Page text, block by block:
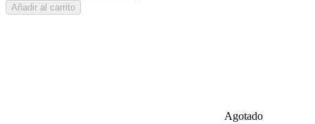
Añadir al carrito
Agotado